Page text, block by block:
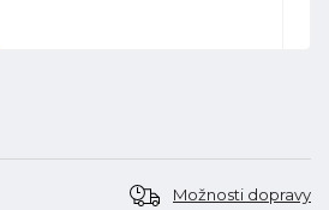
Možnosti dopravy